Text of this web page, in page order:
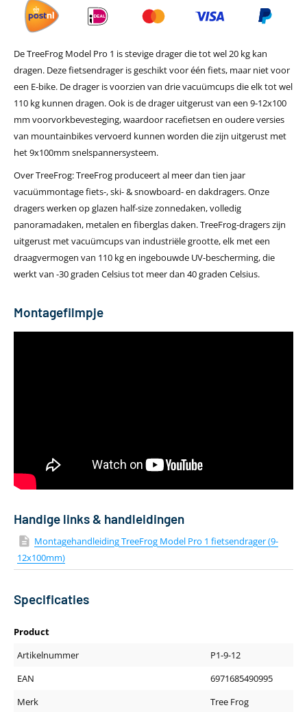
De TreeFrog Model Pro 1 is stevige drager die tot wel 20 kg kan
dragen. Deze fietsendrager is geschikt voor één fiets, maar niet voor
een E-bike. De drager is voorzien van drie vacuümcups die elk tot wel
110 kg kunnen dragen. Ook is de drager uitgerust van een 9-12x100
mm voorvorkbevesteging, waardoor racefietsen en oudere versies
van mountainbikes vervoerd kunnen worden die zijn uitgerust met
het 9x100mm snelspannersysteem.
Over TreeFrog: TreeFrog produceert al meer dan tien jaar
vacuümmontage fiets-, ski- & snowboard- en dakdragers. Onze
dragers werken op glazen half-size zonnedaken, volledig
panoramadaken, metalen en fiberglas daken. TreeFrog-dragers zijn
uitgerust met vacuümcups van industriële grootte, elk met een
draagvermogen van 110 kg en ingebouwde UV-bescherming, die
werkt van -30 graden Celsius tot meer dan 40 graden Celsius.
Montagefilmpje
Handige links & handleidingen
Montagehandleiding TreeFrog Model Pro 1 fietsendrager (9-
12x100mm)
Specificaties
Product
Artikelnummer
P1-9-12
EAN
6971685490995
Merk
Tree Frog